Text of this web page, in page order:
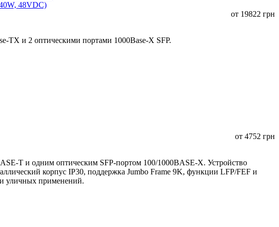
48VDC)
от 19822 грн
TX и 2 оптическими портами 1000Base-X SFP.
от 4752 грн
T и одним оптическим SFP-портом 100/1000BASE-X. Устройство
корпус IP30, поддержка Jumbo Frame 9K, функции LFP/FEF и
уличных применений.